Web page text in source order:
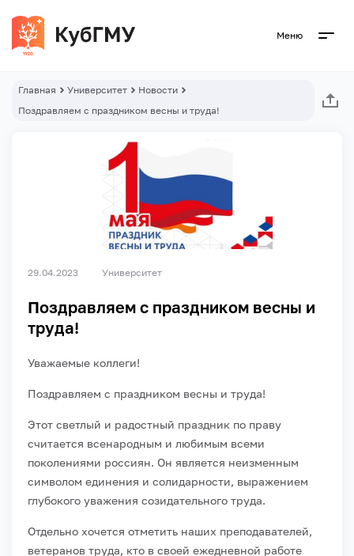
Меню
Главная Университет
Новости
Поздравляем с праздником весны и труда!
29.04.2023 Университет
Поздравляем с праздником весны и
труда!
Уважаемые коллеги!
Поздравляем с праздником весны и труда!
Этот светлый и радостный праздник по праву
считается всенародным и любимым всеми
поколениями россиян. Он является неизменным
символом единения и солидарности, выражением
глубокого уважения созидательного труда.
Отдельно хочется отметить наших преподавателей,
ветеранов труда, кто в своей ежедневной работе